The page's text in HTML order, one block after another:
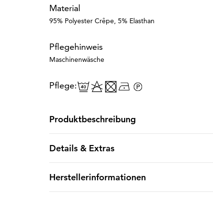
Material
95% Polyester Crêpe, 5% Elasthan
Pflegehinweis
Maschinenwäsche
Pflege:
Produktbeschreibung
Details & Extras
Herstellerinformationen